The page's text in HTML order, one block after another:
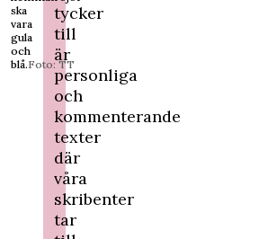
ska
vara
gula
och
blå.Foto: TT
tycker
till
är
personliga
och
kommenterande
texter
där
våra
skribenter
tar